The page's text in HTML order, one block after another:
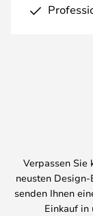
Verpassen Sie
neusten
senden Ihnen
Einkauf in